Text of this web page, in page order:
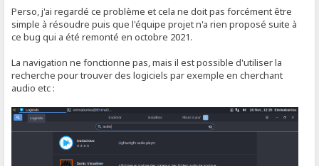
Perso, j'ai regardé ce problème et cela ne doit pas forcément être
simple à résoudre puis que l'équipe projet n'a rien proposé suite à
ce bug qui a été remonté en octobre 2021.
La navigation ne fonctionne pas, mais il est possible d'utiliser la
recherche pour trouver des logiciels par exemple en cherchant
audio etc :